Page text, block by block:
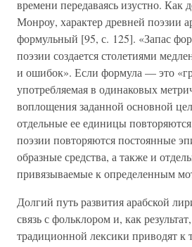
времени передаваясь изустно. Как
Монроу, характер древней поэзии
формульный [95, с. 125]. «Запас
поэзии создается столетиями
и ошибок». Если формула — это
употребляемая в одинаковых
воплощения заданной основной
отдельные ее единицы
поэзии повторяются постоянные
образные средства, а также и
привязываемые к определенным
Долгий путь развития арабской
связь с фольклором и, как
традиционной лексики приводят к